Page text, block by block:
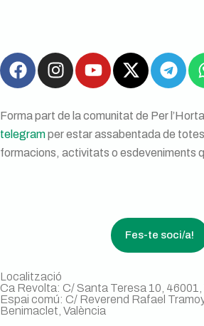
Forma part de la comunitat de Per
telegramper estar assabentada de
formacions, activitats o esdeveniments
Fes-te soci/a!
Localització
Ca Revolta: C/ Santa Teresa 10, 46001,
Espai comú: C/ Reverend Rafael
Benimaclet, València